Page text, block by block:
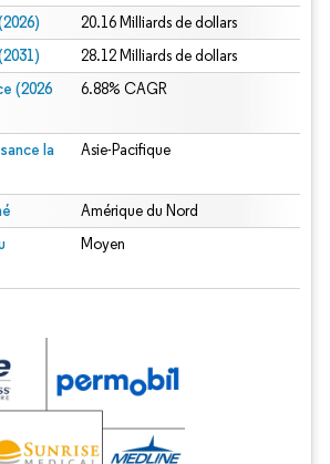
20.16 Milliards de dollars
28.12 Milliards de dollars
(2026
6.88% CAGR
la
Asie-Pacifique
Amérique du Nord
Moyen
La réutilisation nécessite une attribution sous CC